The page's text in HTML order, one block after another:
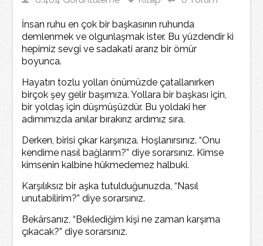
İnsan ruhu en çok bir başkasının ruhunda
demlenmek ve olgunlaşmak ister. Bu yüzdendir ki
hepimiz sevgi ve sadakati ararız bir ömür
boyunca.
Hayatın tozlu yolları önümüzde çatallanırken
birçok şey gelir başımıza. Yollara bir başkası için,
bir yoldaş için düşmüşüzdür. Bu yoldaki her
adımımızda anılar bırakırız ardımız sıra.
Derken, birisi çıkar karşınıza. Hoşlanırsınız. “Onu
kendime nasıl bağlarım?” diye sorarsınız. Kimse
kimsenin kalbine hükmedemez halbuki.
Karşılıksız bir aşka tutulduğunuzda, “Nasıl
unutabilirim?” diye sorarsınız.
Bekârsanız, “Beklediğim kişi ne zaman karşıma
çıkacak?” diye sorarsınız.